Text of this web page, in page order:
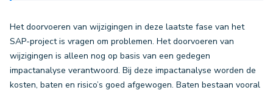
Het doorvoeren van wijzigingen in deze laatste fase van het
SAP-project is vragen om problemen. Het doorvoeren van
wijzigingen is alleen nog op basis van een gedegen
impactanalyse verantwoord. Bij deze impactanalyse worden de
kosten, baten en risico’s goed afgewogen. Baten bestaan vooral